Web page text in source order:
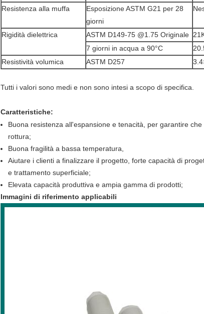
Resistenza alla muffa
Esposizione ASTM G21 per 28
giorni
Rigidità dielettrica ASTM D149-75 @1.75 Originale
7 giorni in acqua a 90°C
Resistività volumica
ASTM D257
Tutti i valori sono medi e non sono intesi a scopo di specifica.
Caratteristiche:
Buona resistenza all'espansione e tenacità, per garantire
rottura;
Buona fragilità a bassa temperatura,
Aiutare i clienti a finalizzare il progetto, forte capacità di
e trattamento superficiale;
Elevata capacità produttiva e ampia gamma di prodotti;
Immagini di riferimento applicabili